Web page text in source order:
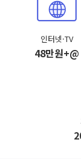
인터넷·TV
48만원+@